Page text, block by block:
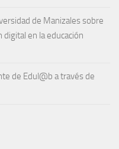
de Manizales sobre
en la educación
de Edul@b a través de